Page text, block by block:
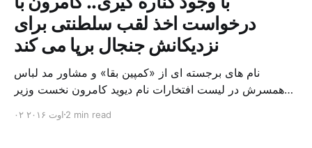
درخواست اخذ لقب سلطنتی برای
نزدیکانش جنجال برپا می کند
نام های برجسته ای از «کمپین بقا» و مشاور مد لباس
همسرش در لیست افتخارات نام دیوید کامرون نخست وزیر
روزنامه های انگلیس قرار گرفت. وی پس از آن که در لیست
۰۲ اوت ۲۰۱۶ 2 min read